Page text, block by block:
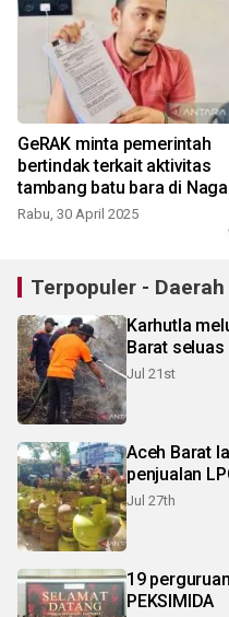
GeRAK minta pemerintah
bertindak terkait aktivitas
tambang batu bara di
Raya
Rabu, 30 April 2025
Terpopuler - Daerah
Karhutla
Barat seluas
Jul 21st
Aceh Barat
penjualan
Jul 27th
19
PEKSIMIDA